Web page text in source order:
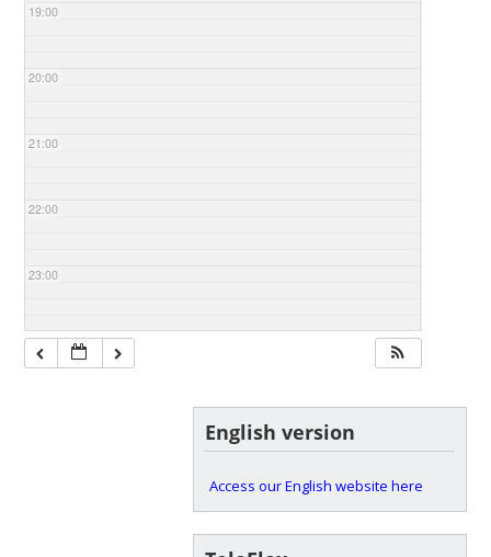
19:00
20:00
21:00
22:00
23:00
English version
Access our English website here